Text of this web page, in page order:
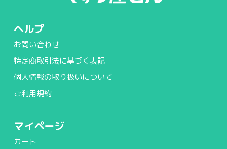
ヘルプ
お問い合わせ
特定商取引法に基づく表記
個人情報の取り扱いについて
ご利用規約
マイページ
カート